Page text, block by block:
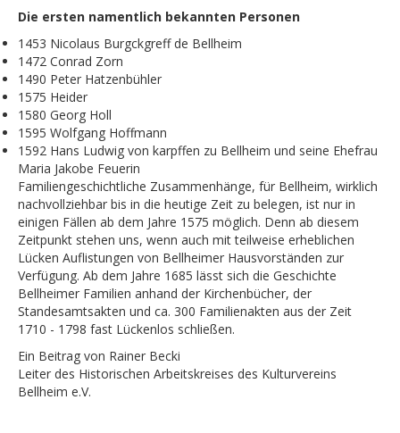
Die ersten namentlich bekannten Personen
1453 Nicolaus Burgckgreff de Bellheim
1472 Conrad Zorn
1490 Peter Hatzenbühler
1575 Heider
1580 Georg Holl
1595 Wolfgang Hoffmann
1592 Hans Ludwig von karpffen zu Bellheim und seine Ehefrau
Maria Jakobe Feuerin
Familiengeschichtliche Zusammenhänge, für Bellheim, wirklich
nachvollziehbar bis in die heutige Zeit zu belegen, ist nur in
einigen Fällen ab dem Jahre 1575 möglich. Denn ab diesem
Zeitpunkt stehen uns, wenn auch mit teilweise erheblichen
Lücken Auflistungen von Bellheimer Hausvorständen zur
Verfügung. Ab dem Jahre 1685 lässt sich die Geschichte
Bellheimer Familien anhand der Kirchenbücher, der
Standesamtsakten und ca. 300 Familienakten aus der Zeit
1710 - 1798 fast Lückenlos schließen.
Ein Beitrag von Rainer Becki
Leiter des Historischen Arbeitskreises des Kulturvereins
Bellheim e.V.